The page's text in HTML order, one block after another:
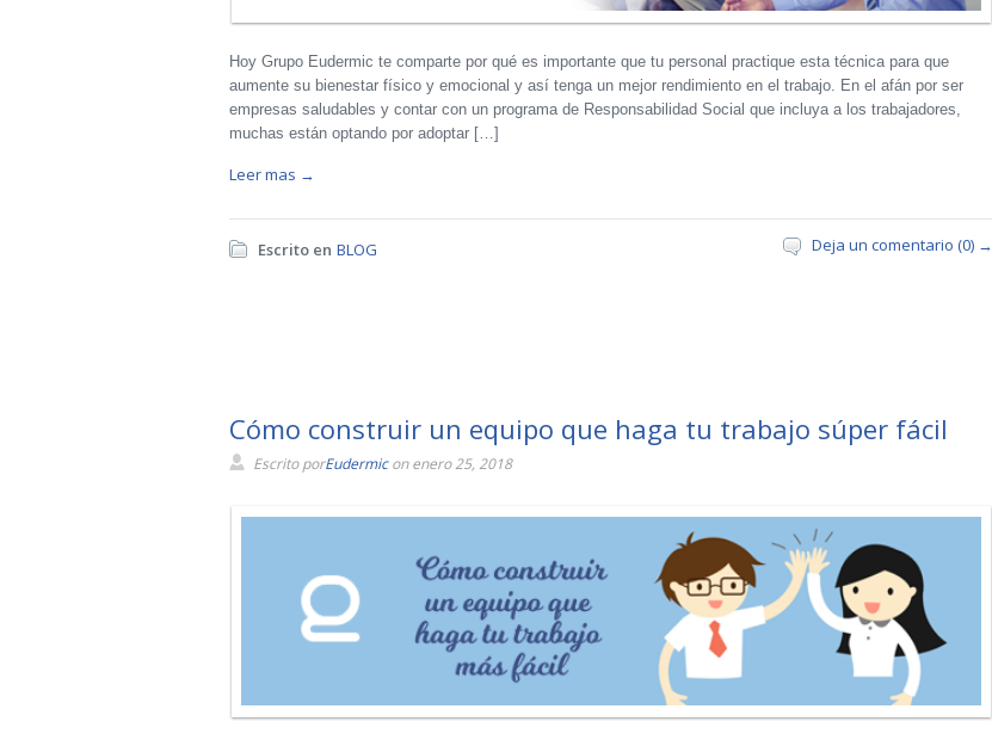
Hoy Grupo Eudermic te comparte por qué es importante que tu personal practique esta técnica para que
aumente su bienestar físico y emocional y así tenga un mejor rendimiento en el trabajo. En el afán por ser
empresas saludables y contar con un programa de Responsabilidad Social que incluya a los trabajadores,
muchas están optando por adoptar […]
Leer mas →
Escrito en BLOG Deja un comentario (0) →
Cómo construir un equipo que haga tu trabajo súper fácil
Escrito porEudermicon enero 25, 2018